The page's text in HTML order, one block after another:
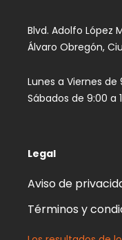
Blvd. Adolfo López
Álvaro Obregón,
Lunes a Viernes de
Sábados de 9:00 a
Legal
Aviso de
Términos y